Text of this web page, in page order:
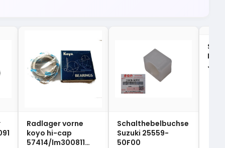
Radlager vorne
koyo hi-cap
57414/lm300811
Schalthebelbuchse
Suzuki 25559-
50F00